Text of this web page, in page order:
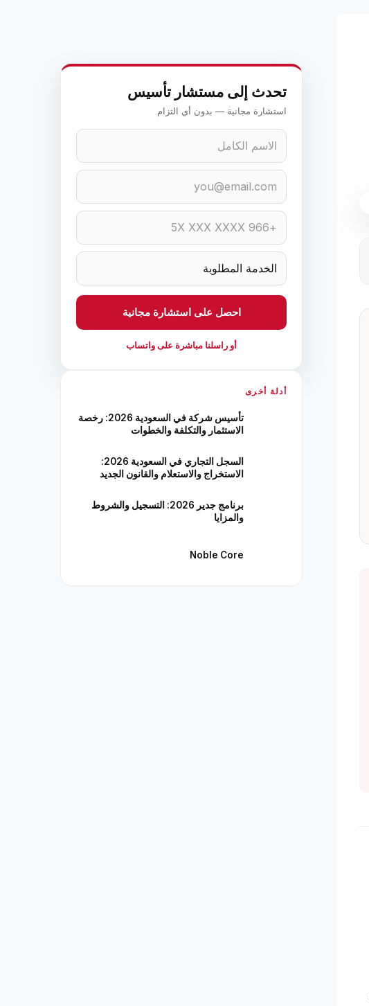
تحدث إلى مستشار تأسيس
استشارة مجانية — بدون أي التزام
احصل على استشارة مجانية
أو راسلنا مباشرة على واتساب
أدلة أخرى
تأسيس شركة في السعودية 2026: رخصة
الاستثمار والتكلفة والخطوات
السجل التجاري في السعودية 2026:
الاستخراج والاستعلام والقانون الجديد
برنامج جدير 2026: التسجيل والشروط
والمزايا
Noble Core